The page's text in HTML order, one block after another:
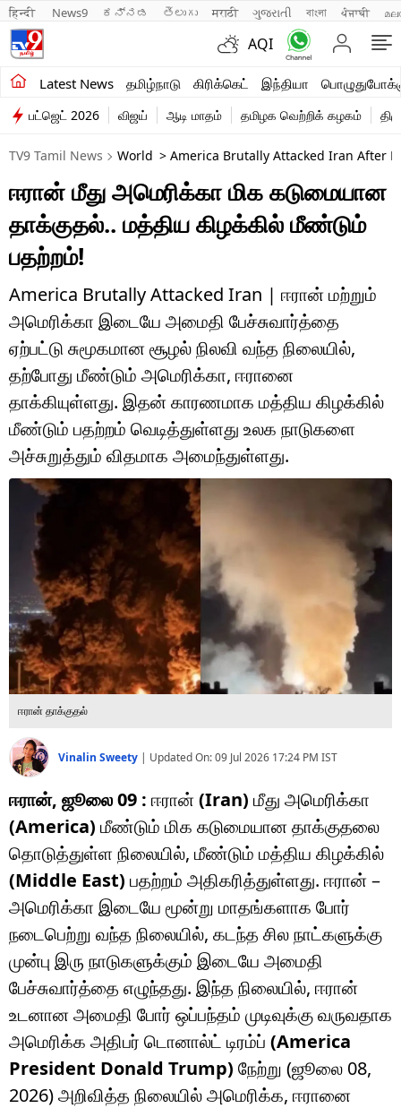
हिन्दी News9 ಕನ್ನಡ తెలుగు मराठी ગુજરાતી বাংলা ਪੰਜਾਬੀ
AQI
Latest News தமிழ்நாடு கிரிக்கெட் இந்தியா
சமீபத்திய செய்திகள்
தமிழ்நாடு
இந்தியா
உலகம்
விளையாட்டு
பொழுதுபோக்கு
லைஃப்ஸ்டைல்
வணிகம்
டெக்னாலஜி
ஆன்மீகம்
வைரல்
ஹெஃல்த்
ஷார்ட் வீடியோஸ்
வலை கதைகள்
போட்டோ கேலரி
பட்ஜெட் 2026 விஜய் ஆடி மாதம் தமிழக வெற்றிக் கழகம்
TV9 Tamil News World > America Brutally Attacked Iran After
ஈரான் மீது அமெரிக்கா மிக கடுமையான
தாக்குதல்.. மத்திய கிழக்கில் மீண்டும்
பதற்றம்!
America Brutally Attacked Iran | ஈரான் மற்றும்
அமெரிக்கா இடையே அமைதி பேச்சுவார்த்தை
ஏற்பட்டு சுமூகமான சூழல் நிலவி வந்த நிலையில்,
தற்போது மீண்டும் அமெரிக்கா, ஈரானை
தாக்கியுள்ளது. இதன் காரணமாக மத்திய கிழக்கில்
மீண்டும் பதற்றம் வெடித்துள்ளது உலக நாடுகளை
அச்சுறுத்தும் விதமாக அமைந்துள்ளது.
ஈரான் தாக்குதல்
Vinalin Sweety | Updated On:09 Jul 2026 17:24 PM IST
ஈரான், ஜூலை 09 : ஈரான்(Iran) மீது அமெரிக்கா
(America) மீண்டும் மிக கடுமையான தாக்குதலை
தொடுத்துள்ள நிலையில், மீண்டும் மத்திய கிழக்கில்
(Middle East) பதற்றம் அதிகரித்துள்ளது. ஈரான் –
அமெரிக்கா இடையே மூன்று மாதங்களாக போர்
நடைபெற்று வந்த நிலையில், கடந்த சில நாட்களுக்கு
முன்பு இரு நாடுகளுக்கும் இடையே அமைதி
பேச்சுவார்த்தை எழுந்தது. இந்த நிலையில், ஈரான்
உடனான அமைதி போர் ஒப்பந்தம் முடிவுக்கு வருவதாக
அமெரிக்க அதிபர் டொனால்ட் டிரம்ப் (America
President Donald Trump) நேற்று (ஜூலை 08,
2026) அறிவித்த நிலையில் அமெரிக்க, ஈரானை